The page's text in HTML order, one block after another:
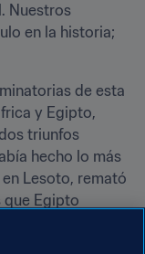
Nuestros
en la historia;
de esta
y Egipto,
triunfos
hecho lo más
Lesoto, remató
que Egipto